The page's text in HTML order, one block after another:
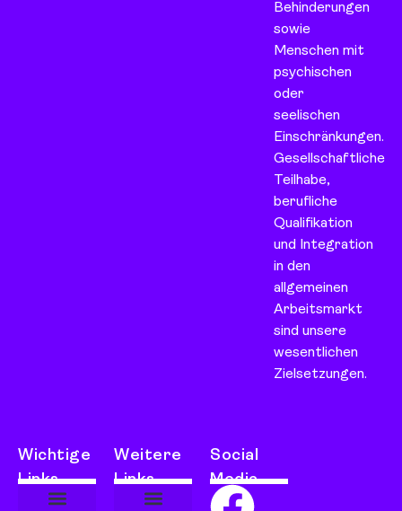
Behinderungen
sowie
Menschen mit
psychischen
oder
seelischen
Einschränkungen.
Gesellschaftliche
Teilhabe,
berufliche
Qualifikation
und Integration
in den
allgemeinen
Arbeitsmarkt
sind unsere
wesentlichen
Zielsetzungen.
Wichtige
Links
Weitere
Links
Social
Media